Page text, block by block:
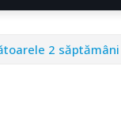
2 săptămâni